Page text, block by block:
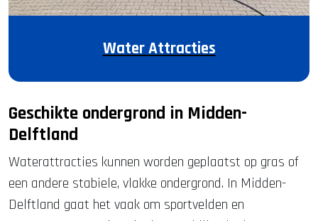
Water Attracties
Geschikte ondergrond in Midden-
Delftland
Waterattracties kunnen worden geplaatst op gras of
een andere stabiele, vlakke ondergrond. In Midden-
Delftland gaat het vaak om sportvelden en